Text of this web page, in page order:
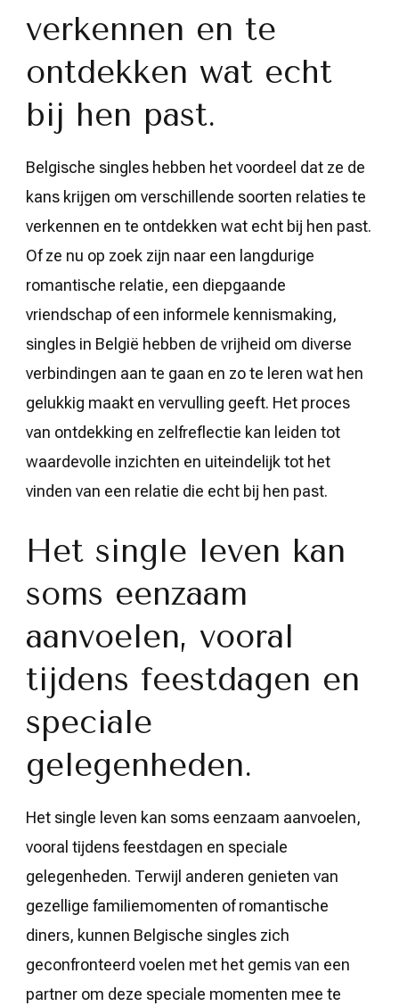
verkennen en te
ontdekken wat echt
bij hen past.
Belgische singles hebben het voordeel dat ze de
kans krijgen om verschillende soorten relaties te
verkennen en te ontdekken wat echt bij hen past.
Of ze nu op zoek zijn naar een langdurige
romantische relatie, een diepgaande
vriendschap of een informele kennismaking,
singles in België hebben de vrijheid om diverse
verbindingen aan te gaan en zo te leren wat hen
gelukkig maakt en vervulling geeft. Het proces
van ontdekking en zelfreflectie kan leiden tot
waardevolle inzichten en uiteindelijk tot het
vinden van een relatie die echt bij hen past.
Het single leven kan
soms eenzaam
aanvoelen, vooral
tijdens feestdagen en
speciale
gelegenheden.
Het single leven kan soms eenzaam aanvoelen,
vooral tijdens feestdagen en speciale
gelegenheden. Terwijl anderen genieten van
gezellige familiemomenten of romantische
diners, kunnen Belgische singles zich
geconfronteerd voelen met het gemis van een
partner om deze speciale momenten mee te